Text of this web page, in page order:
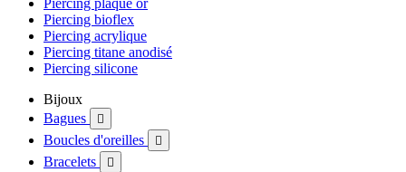
Piercing plaqué or
Piercing bioflex
Piercing acrylique
Piercing titane anodisé
Piercing silicone
Bijoux
Bagues

Boucles d'oreilles 
Bracelets 